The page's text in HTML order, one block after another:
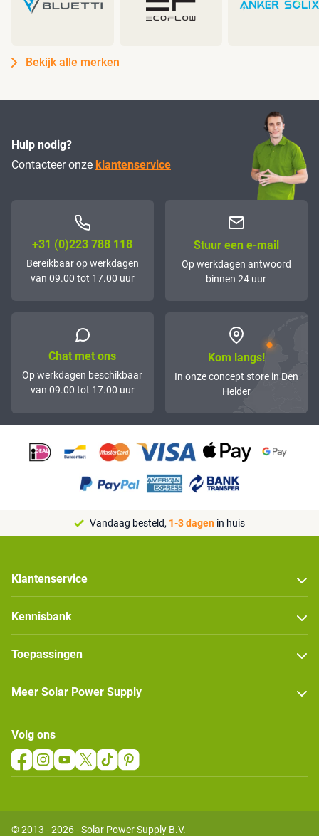
Bekijk alle merken
Hulp nodig?
Contacteer onze klantenservice
+31 (0)223 788 118
Bereikbaar op werkdagen
van 09.00 tot 17.00 uur
Stuur een e-mail
Op werkdagen antwoord
binnen 24 uur
Chat met ons
Op werkdagen beschikbaar
van 09.00 tot 17.00 uur
Kom langs!
In onze concept store in Den
Helder
Vandaag besteld, 1-3 dagen in huis
Klantenservice
Kennisbank
Toepassingen
Meer Solar Power Supply
Volg ons
© 2013 - 2026 - Solar Power Supply B.V.